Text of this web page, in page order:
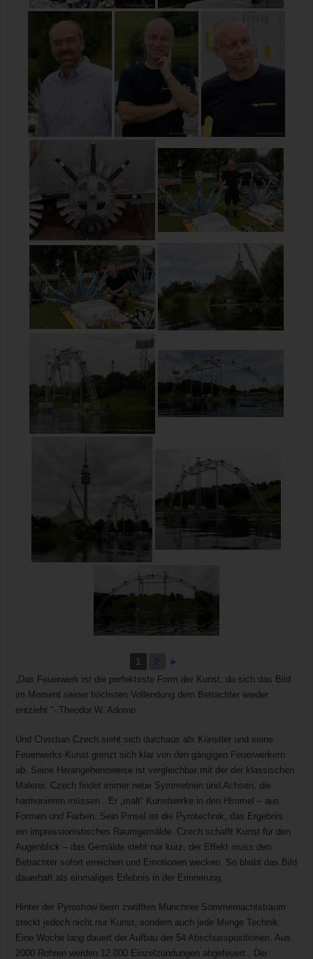
1 2 ►
„Das Feuerwerk ist die perfekteste Form der Kunst, da sich das Bild
im Moment seiner höchsten Vollendung dem Betrachter wieder
entzieht.“- Theodor W. Adorno
Und Christian Czech sieht sich durchaus als Künstler und seine
Feuerwerks-Kunst grenzt sich klar von den gängigen Feuerwerkern
ab. Seine Herangehensweise ist vergleichbar mit der der klassischen
Malerei: Czech findet immer neue Symmetrien und Achsen, die
harmonieren müssen . Er „malt“ Kunstwerke in den Himmel – aus
Formen und Farben. Sein Pinsel ist die Pyrotechnik, das Ergebnis
ein impressionistisches Raumgemälde. Czech schafft Kunst für den
Augenblick – das Gemälde steht nur kurz, der Effekt muss den
Betrachter sofort erreichen und Emotionen wecken. So bleibt das Bild
dauerhaft als einmaliges Erlebnis in der Erinnerung.
Hinter der Pyroshow beim zwölften Münchner Sommernachtstraum
steckt jedoch nicht nur Kunst, sondern auch jede Menge Technik.
Eine Woche lang dauert der Aufbau der 54 Abschusspositionen. Aus
2000 Rohren werden 12.000 Einzelzündungen abgefeuert . Der